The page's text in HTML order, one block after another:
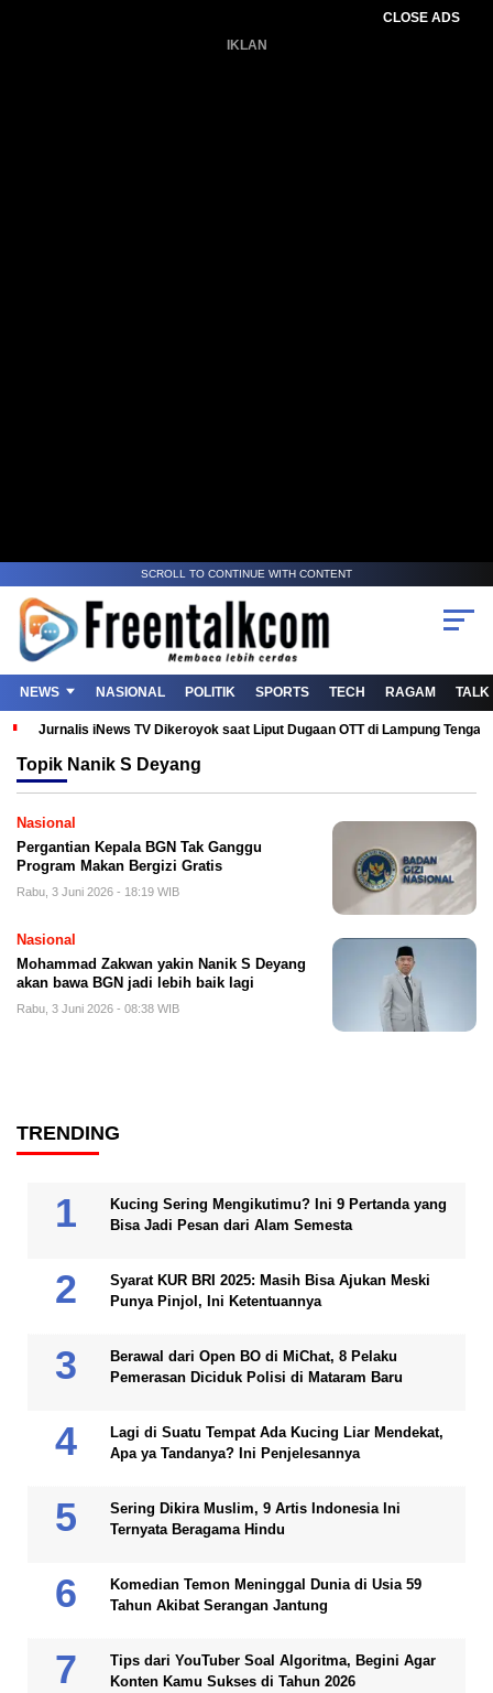
CLOSE ADS
IKLAN
SCROLL TO CONTINUE WITH CONTENT
NEWS NASIONAL POLITIK SPORTS TECH RAGAM TALK
Jurnalis iNews TV Dikeroyok saat Liput Dugaan OTT di Lampung
Topik Nanik S Deyang
Nasional
Pergantian Kepala BGN Tak Ganggu
Program Makan Bergizi Gratis
Rabu, 3 Juni 2026 - 18:19 WIB
Nasional
Mohammad Zakwan yakin Nanik S Deyang
akan bawa BGN jadi lebih baik lagi
Rabu, 3 Juni 2026 - 08:38 WIB
TRENDING
Kucing Sering Mengikutimu? Ini 9 Pertanda yang
Bisa Jadi Pesan dari Alam Semesta
Syarat KUR BRI 2025: Masih Bisa Ajukan Meski
Punya Pinjol, Ini Ketentuannya
Berawal dari Open BO di MiChat, 8 Pelaku
Pemerasan Diciduk Polisi di Mataram Baru
Lagi di Suatu Tempat Ada Kucing Liar Mendekat,
Apa ya Tandanya? Ini Penjelesannya
Sering Dikira Muslim, 9 Artis Indonesia Ini
Ternyata Beragama Hindu
Komedian Temon Meninggal Dunia di Usia 59
Tahun Akibat Serangan Jantung
Tips dari YouTuber Soal Algoritma, Begini Agar
Konten Kamu Sukses di Tahun 2026